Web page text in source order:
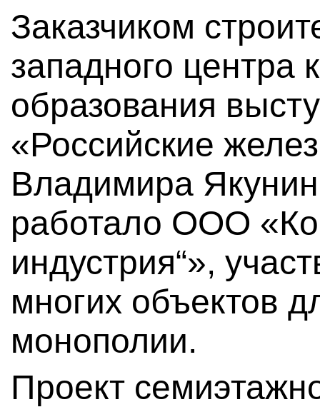
Заказчиком
западного центра
образования
«Российские
Владимира
работало ООО
индустрия“»,
многих объектов
монополии.
Проект